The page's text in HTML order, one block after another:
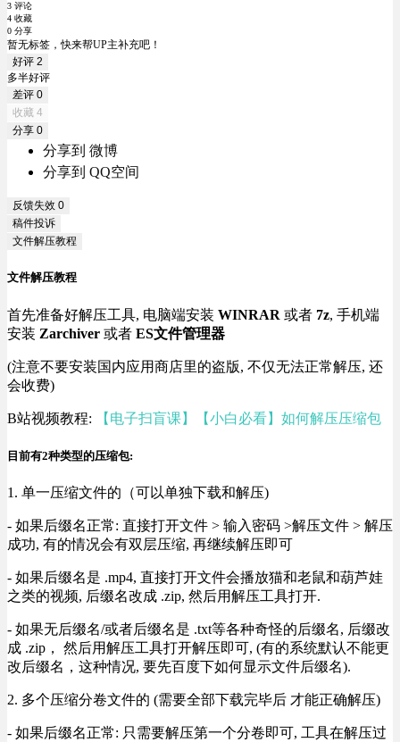
3 评论
4 收藏
0 分享
暂无标签，快来帮UP主补充吧！
好评 2
多半好评
差评 0
收藏 4
分享 0
分享到 微博
分享到 QQ空间
反馈失效 0
稿件投诉
文件解压教程
文件解压教程
首先准备好解压工具, 电脑端安装 WINRAR 或者 7z, 手机端
安装 Zarchiver 或者 ES文件管理器
(注意不要安装国内应用商店里的盗版, 不仅无法正常解压, 还
会收费)
B站视频教程: 【电子扫盲课】【小白必看】如何解压压缩包
目前有2种类型的压缩包:
1. 单一压缩文件的（可以单独下载和解压)
- 如果后缀名正常: 直接打开文件 > 输入密码 >解压文件 > 解压
成功, 有的情况会有双层压缩, 再继续解压即可
- 如果后缀名是 .mp4, 直接打开文件会播放猫和老鼠和葫芦娃
之类的视频, 后缀名改成 .zip, 然后用解压工具打开.
- 如果无后缀名/或者后缀名是 .txt等各种奇怪的后缀名, 后缀改
成 .zip， 然后用解压工具打开解压即可, (有的系统默认不能更
改后缀名，这种情况, 要先百度下如何显示文件后缀名).
2. 多个压缩分卷文件的 (需要全部下载完毕后 才能正确解压)
- 如果后缀名正常: 只需要解压第一个分卷即可, 工具在解压过